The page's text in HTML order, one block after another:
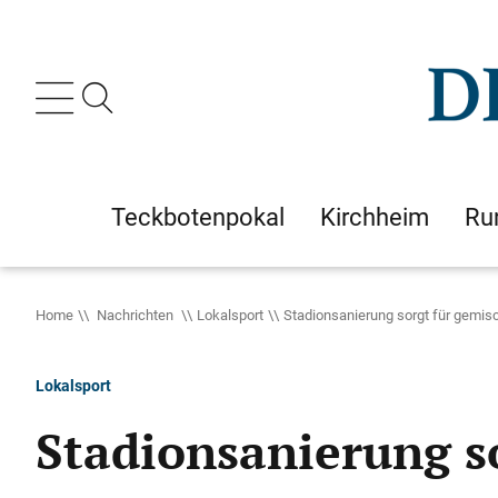
Teckbotenpokal Kirchheim
Home Nachrichten Lokalsport Stadionsanierung sorgt für
Lokalsport
Stadionsanierung